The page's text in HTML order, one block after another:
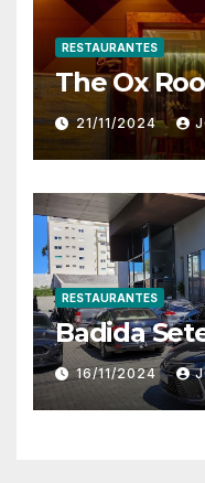
RESTAURANTES
The Ox
21/11/2024
RESTAURANTES
Badida
16/11/2024